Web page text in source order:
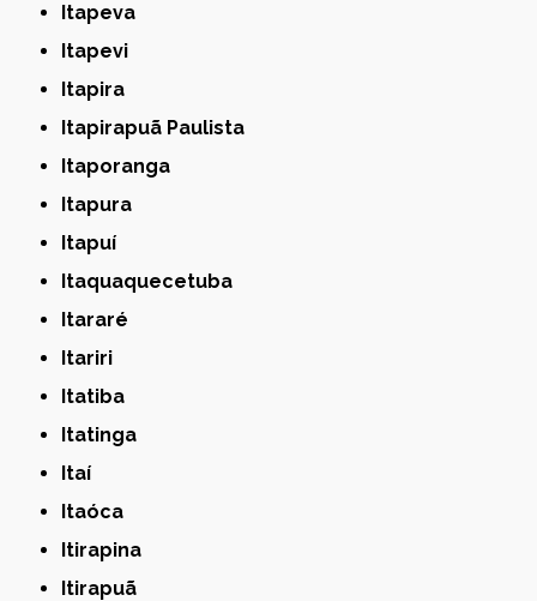
Itapeva
Itapevi
Itapira
Itapirapuã Paulista
Itaporanga
Itapura
Itapuí
Itaquaquecetuba
Itararé
Itariri
Itatiba
Itatinga
Itaí
Itaóca
Itirapina
Itirapuã